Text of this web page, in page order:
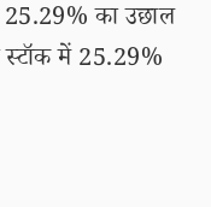
25.29% का उछाल
में 25.29%